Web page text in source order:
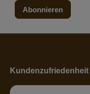
Abonnieren
Kundenzufriedenheit